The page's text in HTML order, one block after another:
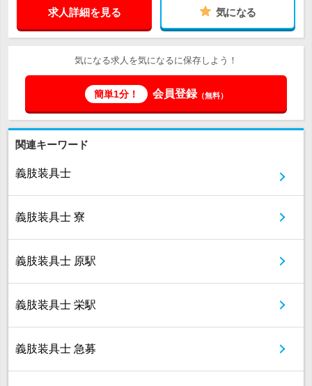
求人詳細を見る 気になる
気になる求人を気になるに保存しよう！
簡単1分！ 会員登録（無料）
関連キーワード
義肢装具士
義肢装具士 寮
義肢装具士 原駅
義肢装具士 栄駅
義肢装具士 急募